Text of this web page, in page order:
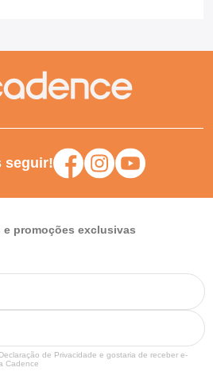
seguir!
e promoções exclusivas
Declaração de Privacidade e gostaria de receber e-
mails marketing e/ou promocionais da Cadence